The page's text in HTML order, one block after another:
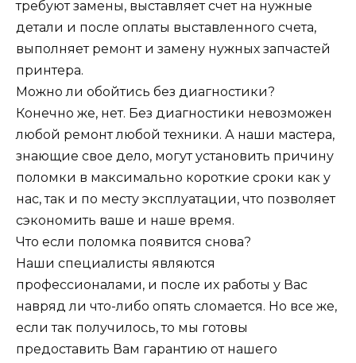
требуют замены, выставляет счет на нужные
детали и после оплаты выставленного счета,
выполняет ремонт и замену нужных запчастей
принтера.
Можно ли обойтись без диагностики?
Конечно же, нет. Без диагностики невозможен
любой ремонт любой техники. А наши мастера,
знающие свое дело, могут установить причину
поломки в максимально короткие сроки как у
нас, так и по месту эксплуатации, что позволяет
сэкономить ваше и наше время.
Что если поломка появится снова?
Наши специалисты являются
профессионалами, и после их работы у Вас
навряд ли что-либо опять сломается. Но все же,
если так получилось, то мы готовы
предоставить Вам гарантию от нашего